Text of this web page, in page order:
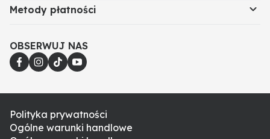
Metody płatności
OBSERWUJ NAS
Polityka prywatności
Ogólne warunki handlowe